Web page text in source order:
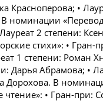
Красноперова; •
В номинации
2 степени:
стихи»: • Гран-
1 степени: Роман
Дарья Абрамова; •
Дорохова. В
чтение»: • Гран-при: